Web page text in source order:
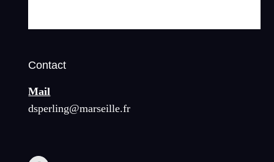
Contact
Mail
dsperling@marseille.fr